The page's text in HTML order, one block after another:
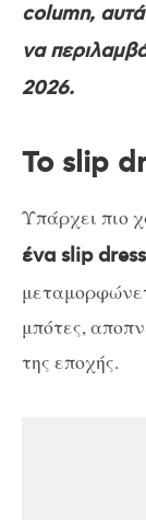
column,
να
2026.
Το slip
Υπάρχει πιο
ένα slip
μπότες,
της εποχής.